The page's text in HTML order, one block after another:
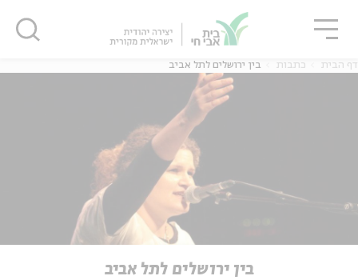
אנגלית
אנגלית
דף הבית כתבות בין ירושלים לתל אביב
בין ירושלים לתל אביב
סגור